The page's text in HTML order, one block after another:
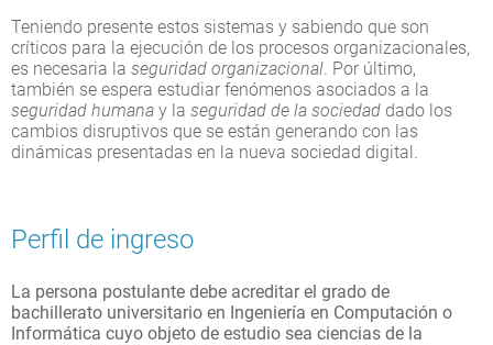
Teniendo presente estos sistemas y sabiendo que son
críticos para la ejecución de los procesos organizacionales,
es necesaria la seguridad organizacional. Por último,
también se espera estudiar fenómenos asociados a la
seguridad humana y la seguridad de la sociedad dado los
cambios disruptivos que se están generando con las
dinámicas presentadas en la nueva sociedad digital.
Perfil de ingreso
La persona postulante debe acreditar el grado de
bachillerato universitario en Ingeniería en Computación o
Informática cuyo objeto de estudio sea ciencias de la